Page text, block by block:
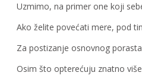
Uzmimo, na primer one koji
Ako želite povećati mere, pod
Za postizanje osnovnog
Osim što opterećuju znatno